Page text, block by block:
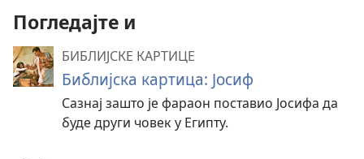
Погледајте и
БИБЛИЈСКЕ КАРТИЦЕ
Библијска картица: Јосиф
Сазнај зашто је фараон поставио Јосифа да
буде други човек у Египту.